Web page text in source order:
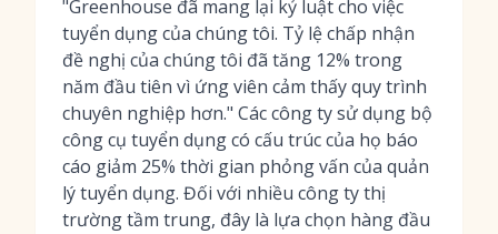
"Greenhouse đã mang lại kỷ luật cho việc
tuyển dụng của chúng tôi. Tỷ lệ chấp nhận
đề nghị của chúng tôi đã tăng 12% trong
năm đầu tiên vì ứng viên cảm thấy quy trình
chuyên nghiệp hơn." Các công ty sử dụng bộ
công cụ tuyển dụng có cấu trúc của họ báo
cáo giảm 25% thời gian phỏng vấn của quản
lý tuyển dụng. Đối với nhiều công ty thị
trường tầm trung, đây là lựa chọn hàng đầu